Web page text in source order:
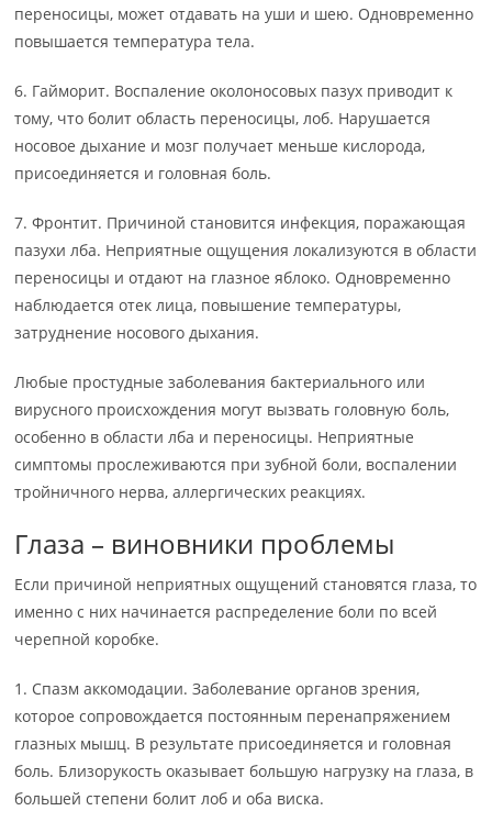
переносицы, может отдавать на уши и шею. Одновременно
повышается температура тела.
6. Гайморит. Воспаление околоносовых пазух приводит к
тому, что болит область переносицы, лоб. Нарушается
носовое дыхание и мозг получает меньше кислорода,
присоединяется и головная боль.
7. Фронтит. Причиной становится инфекция, поражающая
пазухи лба. Неприятные ощущения локализуются в области
переносицы и отдают на глазное яблоко. Одновременно
наблюдается отек лица, повышение температуры,
затруднение носового дыхания.
Любые простудные заболевания бактериального или
вирусного происхождения могут вызвать головную боль,
особенно в области лба и переносицы. Неприятные
симптомы прослеживаются при зубной боли, воспалении
тройничного нерва, аллергических реакциях.
Глаза – виновники проблемы
Если причиной неприятных ощущений становятся глаза, то
именно с них начинается распределение боли по всей
черепной коробке.
1. Спазм аккомодации. Заболевание органов зрения,
которое сопровождается постоянным перенапряжением
глазных мышц. В результате присоединяется и головная
боль. Близорукость оказывает большую нагрузку на глаза, в
большей степени болит лоб и оба виска.